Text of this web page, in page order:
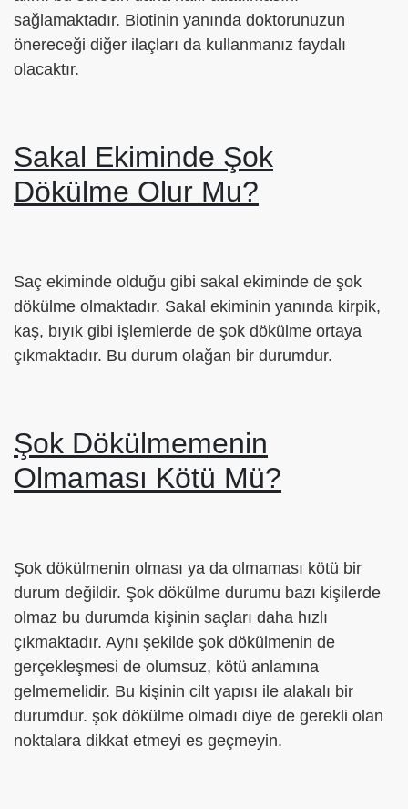
sağlamaktadır. Biotinin yanında doktorunuzun
önereceği diğer ilaçları da kullanmanız faydalı
olacaktır.
Sakal Ekiminde Şok
Dökülme Olur Mu?
Saç ekiminde olduğu gibi sakal ekiminde de şok
dökülme olmaktadır. Sakal ekiminin yanında kirpik,
kaş, bıyık gibi işlemlerde de şok dökülme ortaya
çıkmaktadır. Bu durum olağan bir durumdur.
Şok Dökülmemenin
Olmaması Kötü Mü?
Şok dökülmenin olması ya da olmaması kötü bir
durum değildir. Şok dökülme durumu bazı kişilerde
olmaz bu durumda kişinin saçları daha hızlı
çıkmaktadır. Aynı şekilde şok dökülmenin de
gerçekleşmesi de olumsuz, kötü anlamına
gelmemelidir. Bu kişinin cilt yapısı ile alakalı bir
durumdur. şok dökülme olmadı diye de gerekli olan
noktalara dikkat etmeyi es geçmeyin.